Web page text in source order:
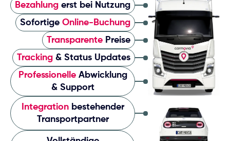
Bezahlung erst bei Nutzung
Sofortige Online-Buchung
Transparente Preise
Tracking & Status Updates
Professionelle Abwicklung
& Support
Integration bestehender
Transportpartner